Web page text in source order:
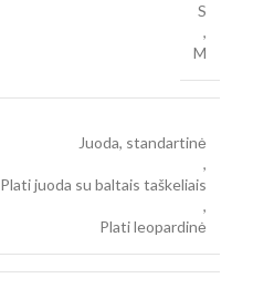
S
,
M
Juoda, standartinė
,
Plati juoda su baltais taškeliais
,
Plati leopardinė